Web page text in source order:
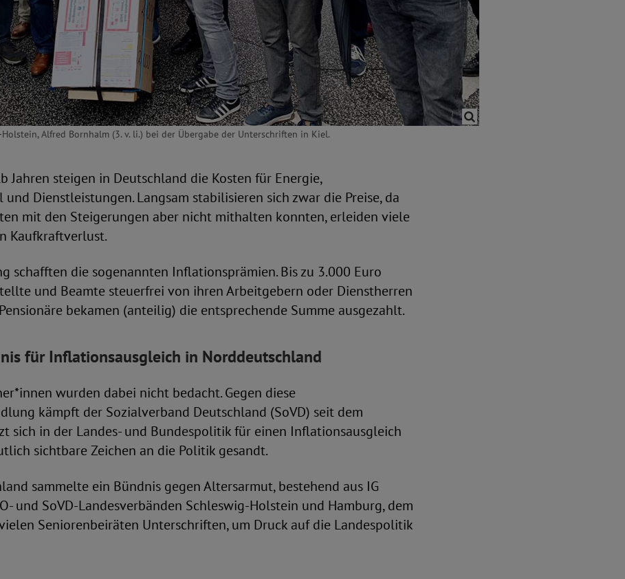
Holstein, Alfred Bornhalm (3. v. li.) bei der Übergabe der Unterschriften in Kiel.
Jahren steigen in Deutschland die Kosten für Energie,
Dienstleistungen. Langsam stabilisieren sich zwar die Preise, da
mit den Steigerungen aber nicht mithalten konnten, erleiden viele
Kaufkraftverlust.
schafften die sogenannten Inflationsprämien. Bis zu 3.000 Euro
und Beamte steuerfrei von ihren Arbeitgebern oder Dienstherren
bekamen (anteilig) die entsprechende Summe ausgezahlt.
für Inflationsausgleich in Norddeutschland
wurden dabei nicht bedacht. Gegen diese
kämpft der Sozialverband Deutschland (SoVD) seit dem
sich in der Landes- und Bundespolitik für einen Inflationsausgleich
sichtbare Zeichen an die Politik gesandt.
sammelte ein Bündnis gegen Altersarmut, bestehend aus IG
und SoVD-Landesverbänden Schleswig-Holstein und Hamburg, dem
Seniorenbeiräten Unterschriften, um Druck auf die Landespolitik